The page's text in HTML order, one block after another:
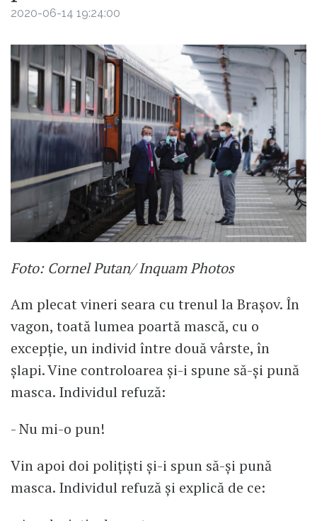
2020-06-14 19:24:00
Foto: Cornel Putan/ Inquam Photos
Am plecat vineri seara cu trenul la Brașov. În
vagon, toată lumea poartă mască, cu o
excepție, un individ între două vârste, în
șlapi. Vine controloarea și-i spune să-și pună
masca. Individul refuză:
- Nu mi-o pun!
Vin apoi doi polițiști și-i spun să-și pună
masca. Individul refuză și explică de ce: